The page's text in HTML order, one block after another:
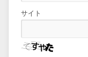
サイト